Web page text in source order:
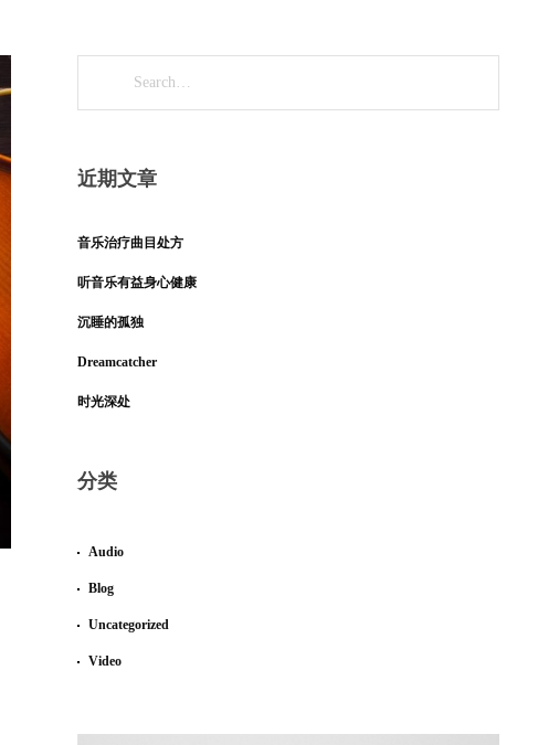
近期文章
音乐治疗曲目处方
听音乐有益身心健康
沉睡的孤独
Dreamcatcher
时光深处
分类
Audio
Blog
Uncategorized
Video